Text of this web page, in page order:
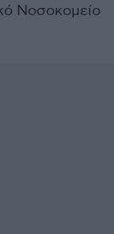
Νοσοκομείο